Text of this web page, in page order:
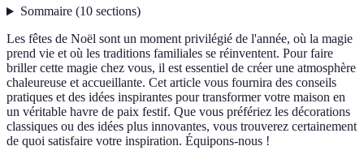
Sommaire(10 sections)
Les fêtes de Noël sont un moment privilégié de l'année, où la magie
prend vie et où les traditions familiales se réinventent. Pour faire
briller cette magie chez vous, il est essentiel de créer une atmosphère
chaleureuse et accueillante. Cet article vous fournira des conseils
pratiques et des idées inspirantes pour transformer votre maison en
un véritable havre de paix festif. Que vous préfériez les décorations
classiques ou des idées plus innovantes, vous trouverez certainement
de quoi satisfaire votre inspiration. Équipons-nous !